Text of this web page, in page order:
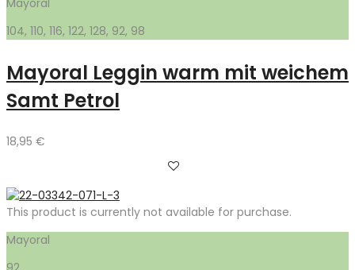
104, 110, 116, 122, 128, 92, 98
Mayoral Leggin warm mit weichem
Samt Petrol
18,95 €
This product is currently not available for purchase.
Mayoral